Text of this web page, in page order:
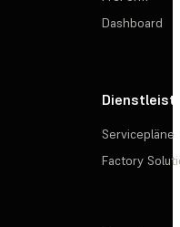
Dashboard
Servicepläne
Factory